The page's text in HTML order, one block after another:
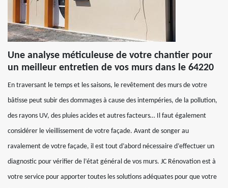
Une analyse méticuleuse de votre chantier pour
un meilleur entretien de vos murs dans le 64220
En traversant le temps et les saisons, le revêtement des murs de votre
bâtisse peut subir des dommages à cause des intempéries, de la pollution,
des rayons UV, des pluies acides et autres facteurs… Il faut également
considérer le vieillissement de votre façade. Avant de songer au
ravalement de votre façade, il est tout d’abord nécessaire d’effectuer un
diagnostic pour vérifier de l’état général de vos murs. JC Rénovation est à
votre service pour apporter toutes les solutions adéquates pour que votre